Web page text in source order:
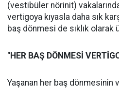
(vestibüler nörinit)
vertigoya kıyasla daha sık
baş dönmesi de sıklık olarak
"HER BAŞ DÖNMESİ
Yaşanan her baş dönmesinin